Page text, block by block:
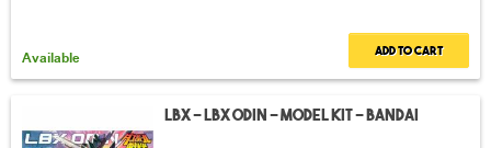
Available Add to cart
LBX - LBX Odin - Model Kit - Bandai